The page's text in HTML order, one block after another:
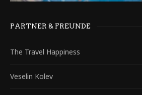
PARTNER & FREUNDE
The Travel Happiness
Veselin Kolev